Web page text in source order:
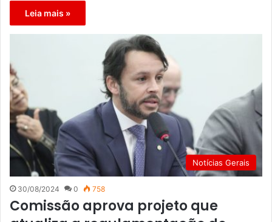
Leia mais »
Notícias Gerais
30/08/2024 0 758
Comissão aprova projeto que